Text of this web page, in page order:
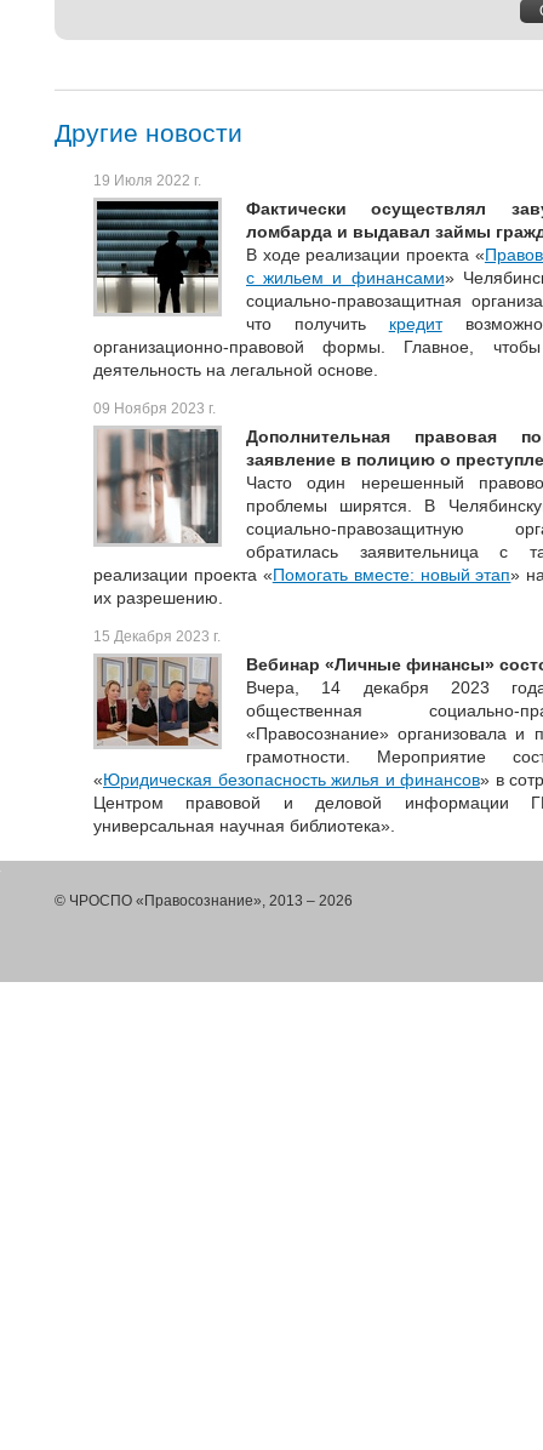
Другие новости
19 Июля 2022 г.
Фактически осуществлял
ломбарда и выдавал займы
В ходе реализации проекта «
с жильем и финансами»
социально-правозащитная
что получить кредитвозможно
организационно-правовой формы. Главное,
деятельность на легальной основе.
09 Ноября 2023 г.
Дополнительная правовая
заявление в полицию о
Часто один нерешенный
проблемы ширятся. В
социально-правозащитную
обратилась заявительница с
реализации проекта «Помогать вместе: новый этап»
их разрешению.
15 Декабря 2023 г.
Вебинар «Личные финансы»
Вчера, 14 декабря 2023
общественная социально-
«Правосознание» организовала
грамотности. Мероприятие
«Юридическая безопасность жилья и финансов» в
Центром правовой и деловой информации
универсальная научная библиотека».
© ЧРОСПО «Правосознание», 2013 – 2026